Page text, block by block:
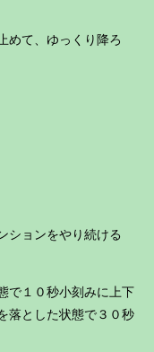
て、ゆっくり降ろ
ョンをやり続ける
で１０秒小刻みに上下
とした状態で３０秒